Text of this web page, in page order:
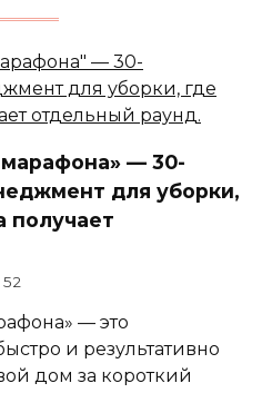
марафона» — 30-
для уборки,
получает
52
— это
и результативно
дом за короткий